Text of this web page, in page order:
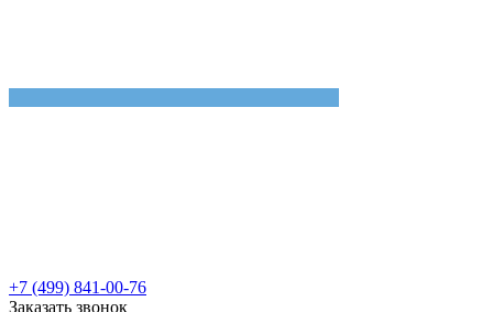
+7 (499) 841-00-76
Заказать звонок